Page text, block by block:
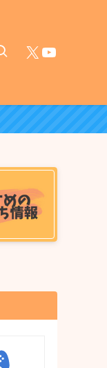
X（旧Twitter）
YouTube